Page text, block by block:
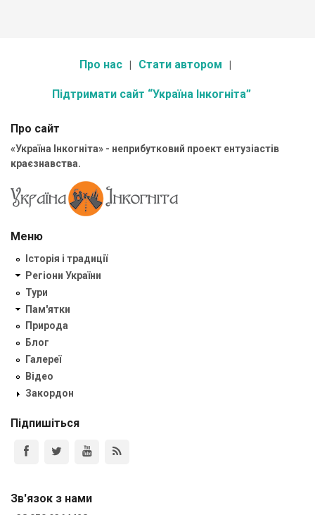
Про нас Стати автором
Підтримати сайт “Україна Інкогніта”
Про сайт
«Україна Інкогніта» - неприбутковий проект ентузіастів
краєзнавства.
Меню
Історія і традиції
Регіони України
Тури
Пам'ятки
Природа
Блог
Галереї
Відео
Закордон
Підпишіться
Зв'язок з нами